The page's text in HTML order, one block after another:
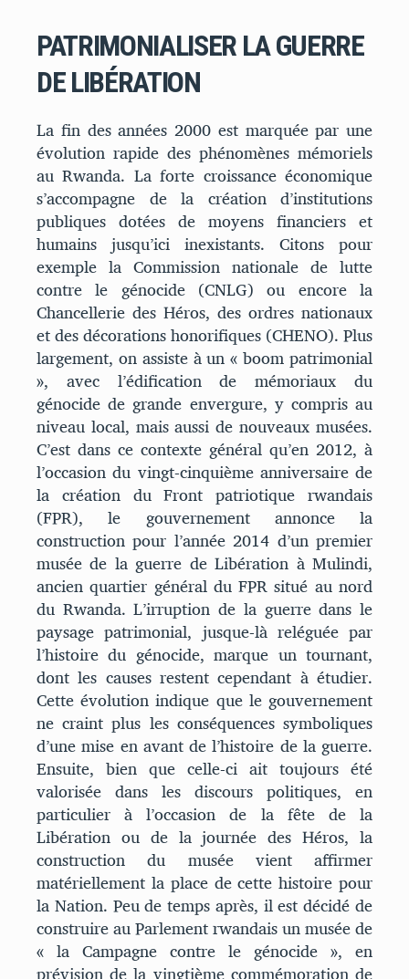
PATRIMONIALISER LA GUERRE
DE LIBÉRATION
La fin des années 2000 est marquée par une
évolution rapide des phénomènes mémoriels
au Rwanda. La forte croissance économique
s’accompagne de la création d’institutions
publiques dotées de moyens financiers et
humains jusqu’ici inexistants. Citons pour
exemple la Commission nationale de lutte
contre le génocide (CNLG) ou encore la
Chancellerie des Héros, des ordres nationaux
et des décorations honorifiques (CHENO). Plus
largement, on assiste à un « boom patrimonial
», avec l’édification de mémoriaux du
génocide de grande envergure, y compris au
niveau local, mais aussi de nouveaux musées.
C’est dans ce contexte général qu’en 2012, à
l’occasion du vingt-cinquième anniversaire de
la création du Front patriotique rwandais
(FPR), le gouvernement annonce la
construction pour l’année 2014 d’un premier
musée de la guerre de Libération à Mulindi,
ancien quartier général du FPR situé au nord
du Rwanda. L’irruption de la guerre dans le
paysage patrimonial, jusque-là reléguée par
l’histoire du génocide, marque un tournant,
dont les causes restent cependant à étudier.
Cette évolution indique que le gouvernement
ne craint plus les conséquences symboliques
d’une mise en avant de l’histoire de la guerre.
Ensuite, bien que celle-ci ait toujours été
valorisée dans les discours politiques, en
particulier à l’occasion de la fête de la
Libération ou de la journée des Héros, la
construction du musée vient affirmer
matériellement la place de cette histoire pour
la Nation. Peu de temps après, il est décidé de
construire au Parlement rwandais un musée de
« la Campagne contre le génocide », en